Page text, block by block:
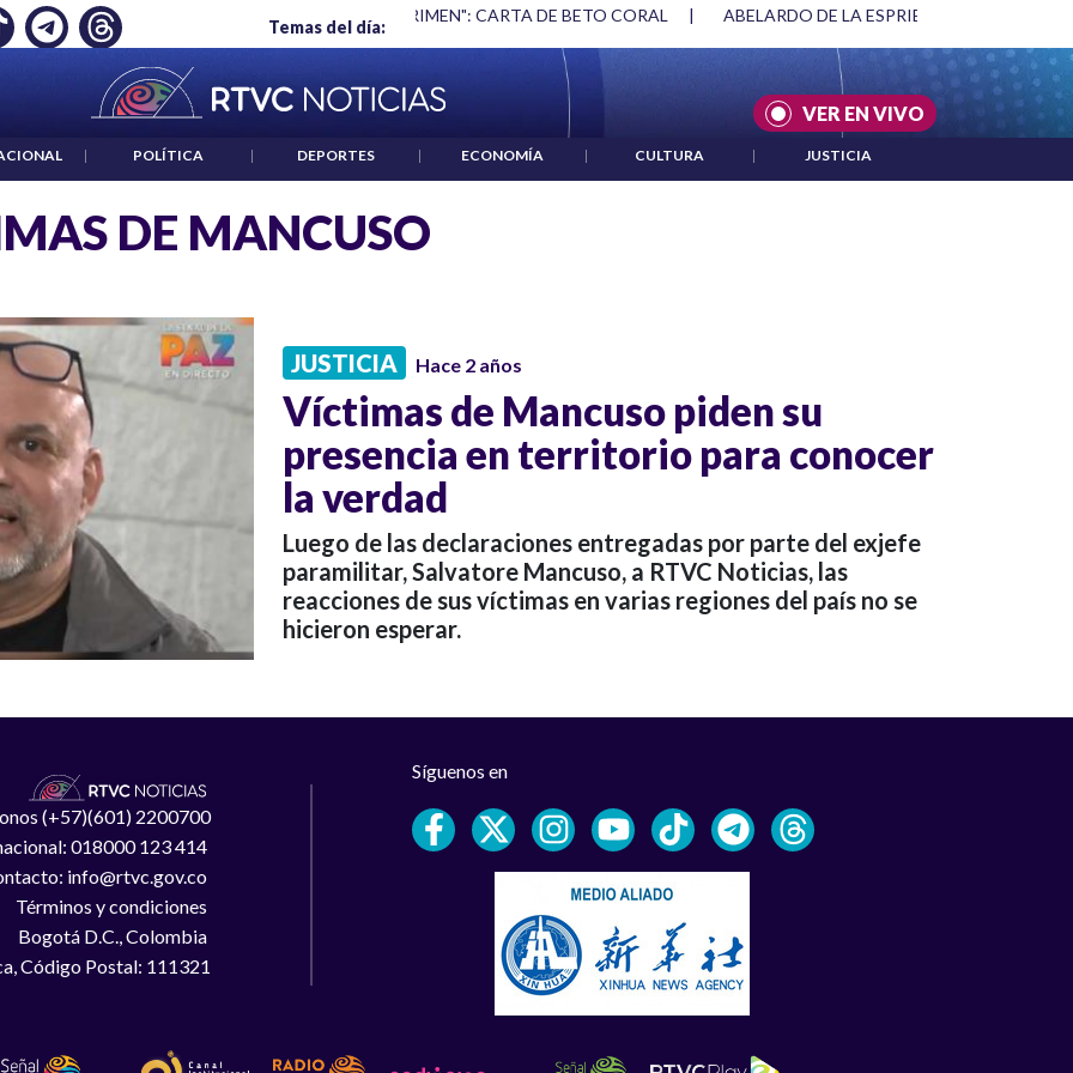
Temas del día:
EMPLEO: JP MORGAN "HABLAR NO ES UN CRIMEN": CARTA DE BETO CORAL | ABELARDO DE LA ESPRIELLA Y DMG
VER EN VIVO
| POLÍTICA | DEPORTES | ECONOMÍA | CULTURA | JUSTICIA
DE MANCUSO
JUSTICIA Hace 2 años
Víctimas de Mancuso piden su
presencia en territorio para conocer
la verdad
Luego de las declaraciones entregadas por parte del exjefe
paramilitar, Salvatore Mancuso, a RTVC Noticias, las
reacciones de sus víctimas en varias regiones del país no se
hicieron esperar.
(+57)(601) 2200700
018000 123 414
info@rtvc.gov.co
Términos y condiciones
Bogotá D.C., Colombia
Código Postal: 111321
Síguenos en